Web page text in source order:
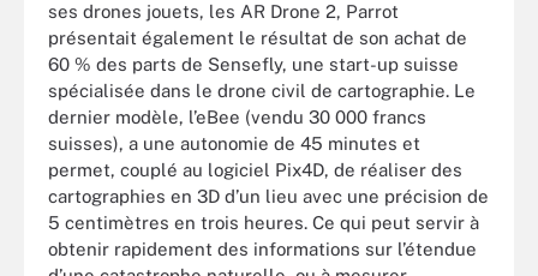
ses drones jouets, les AR Drone 2, Parrot
présentait également le résultat de son achat de
60 % des parts de Sensefly, une start-up suisse
spécialisée dans le drone civil de cartographie. Le
dernier modèle, l’eBee (vendu 30 000 francs
suisses), a une autonomie de 45 minutes et
permet, couplé au logiciel Pix4D, de réaliser des
cartographies en 3D d’un lieu avec une précision de
5 centimètres en trois heures. Ce qui peut servir à
obtenir rapidement des informations sur l’étendue